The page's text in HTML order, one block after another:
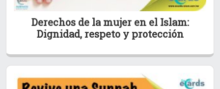
Derechos de la mujer en el Islam:
Dignidad, respeto y protección